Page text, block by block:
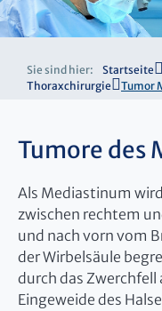
Sie sind hier: Startseite
Thoraxchirurgie
Tumor
Tumore des
Als Mediastinum
zwischen rechtem
und nach vorn vom
der Wirbelsäule
durch das Zwerchfell
Eingeweide des